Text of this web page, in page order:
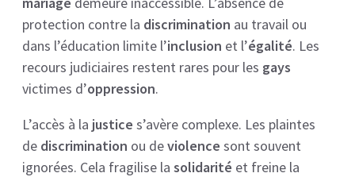
protection contre la discrimination au travail ou
dans l’éducation limite l’inclusion et l’égalité. Les
recours judiciaires restent rares pour les gays
victimes d’oppression.
L’accès à la justice s’avère complexe. Les plaintes
de discrimination ou deviolence sont souvent
ignorées. Cela fragilise la solidarité et freine la